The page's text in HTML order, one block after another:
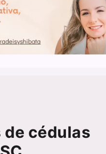
de cédulas